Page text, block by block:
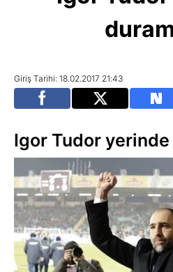
Giriş Tarihi: 18.02.2017 21:43
Igor Tudor yerinde